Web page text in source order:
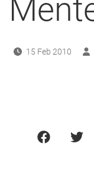
15 Feb 2010